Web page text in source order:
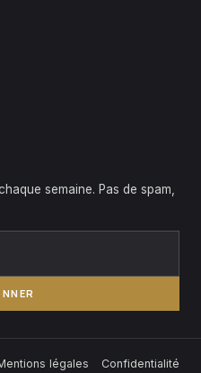
semaine. Pas de spam,
légales Confidentialité